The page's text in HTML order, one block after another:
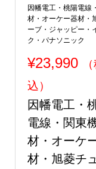
因幡電工・桃陽電線
材・オーケー器材・
ーブ・ジャッピー・
ク・パナソニック
¥23,990
込）
因幡電工・
電線・関東
材・オーケ
材・旭菱チ